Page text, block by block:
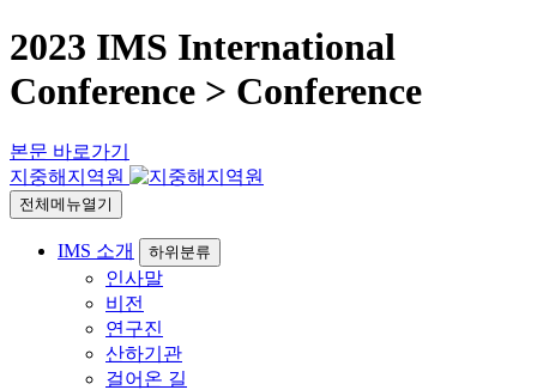
2023 IMS International
Conference > Conference
본문 바로가기
지중해지역원
전체메뉴열기
IMS 소개 하위분류
인사말
비전
연구진
산하기관
걸어온 길